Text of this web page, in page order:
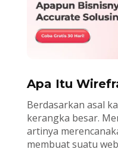
Apa Itu
Berdasarkan asal
kerangka besar.
artinya
membuat suatu